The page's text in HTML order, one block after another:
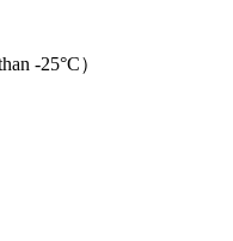
-25°C）